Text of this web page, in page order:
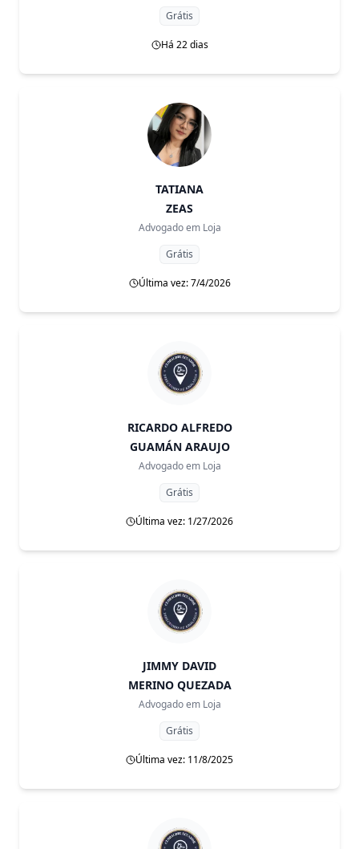
Grátis
Há 22 dias
TATIANA
ZEAS
Advogado em Loja
Grátis
Última vez: 7/4/2026
RICARDO ALFREDO
GUAMÁN ARAUJO
Advogado em Loja
Grátis
Última vez: 1/27/2026
JIMMY DAVID
MERINO QUEZADA
Advogado em Loja
Grátis
Última vez: 11/8/2025